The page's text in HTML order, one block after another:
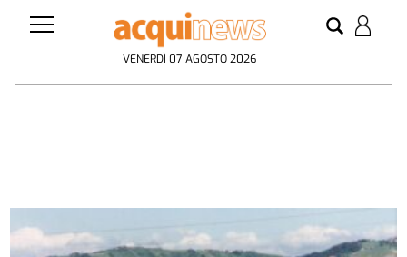
VENERDÌ 07 AGOSTO 2026